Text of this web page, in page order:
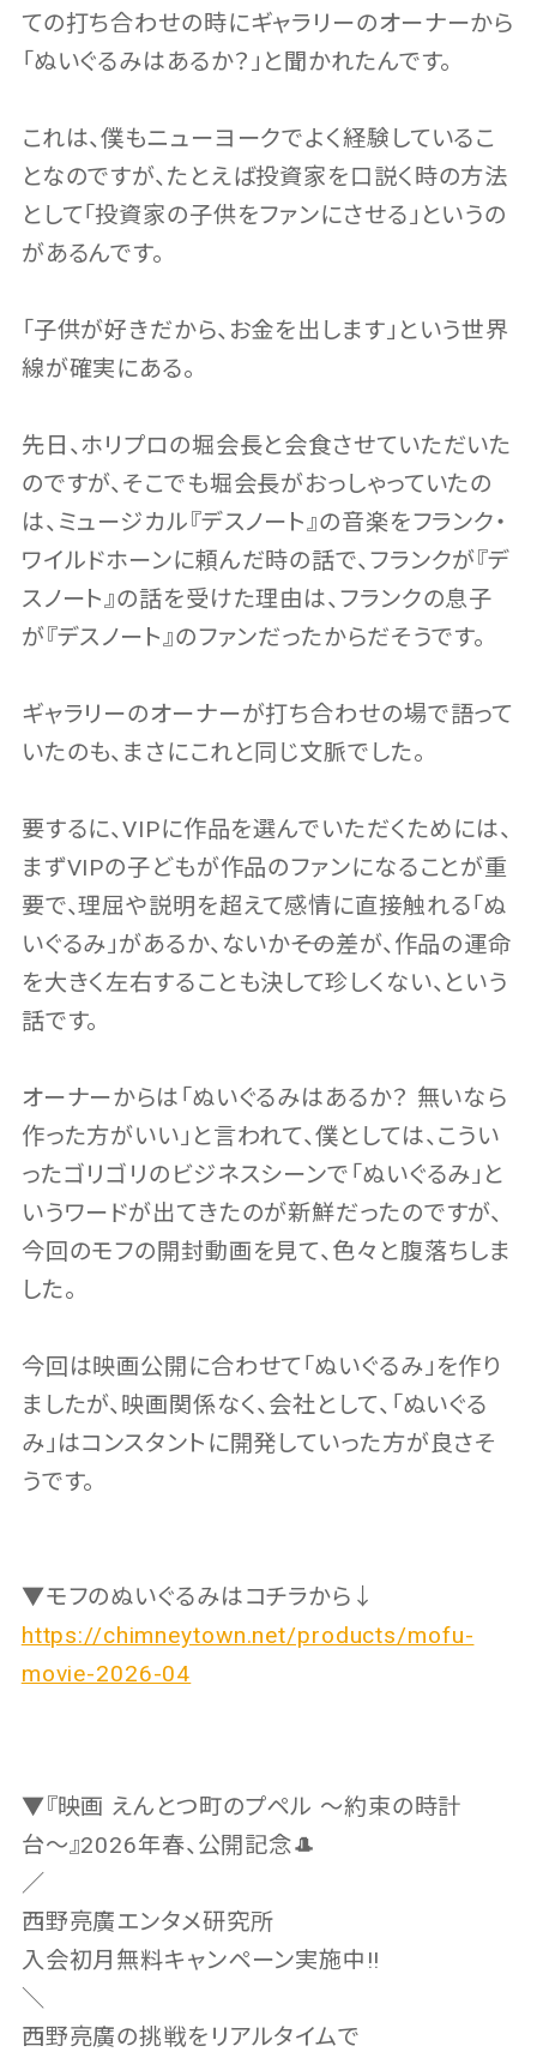
ての打ち合わせの時にギャラリーのオーナーから
「ぬいぐるみはあるか？」と聞かれたんです。
これは、僕もニューヨークでよく経験しているこ
となのですが、たとえば投資家を口説く時の方法
として「投資家の子供をファンにさせる」というの
があるんです。
「子供が好きだから、お金を出します」という世界
線が確実にある。
先日、ホリプロの堀会長と会食させていただいた
のですが、そこでも堀会長がおっしゃっていたの
は、ミュージカル『デスノート』の音楽をフランク・
ワイルドホーンに頼んだ時の話で、フランクが『デ
スノート』の話を受けた理由は、フランクの息子
が『デスノート』のファンだったからだそうです。
ギャラリーのオーナーが打ち合わせの場で語って
いたのも、まさにこれと同じ文脈でした。
要するに、VIPに作品を選んでいただくためには、
まずVIPの子どもが作品のファンになることが重
要で、理屈や説明を超えて感情に直接触れる「ぬ
いぐるみ」があるか、ないか――その差が、作品の運命
を大きく左右することも決して珍しくない、という
話です。
オーナーからは「ぬいぐるみはあるか？ 無いなら
作った方がいい」と言われて、僕としては、こうい
ったゴリゴリのビジネスシーンで「ぬいぐるみ」と
いうワードが出てきたのが新鮮だったのですが、
今回のモフの開封動画を見て、色々と腹落ちしま
した。
今回は映画公開に合わせて「ぬいぐるみ」を作り
ましたが、映画関係なく、会社として、「ぬいぐる
み」はコンスタントに開発していった方が良さそ
うです。
▼モフのぬいぐるみはコチラから↓
https://chimneytown.net/products/mofu-
movie-2026-04
▼『映画 えんとつ町のプペル 〜約束の時計
台〜』2026年春、公開記念🎩
／
西野亮廣エンタメ研究所
入会初月無料キャンペーン実施中‼️
＼
西野亮廣の挑戦をリアルタイムで